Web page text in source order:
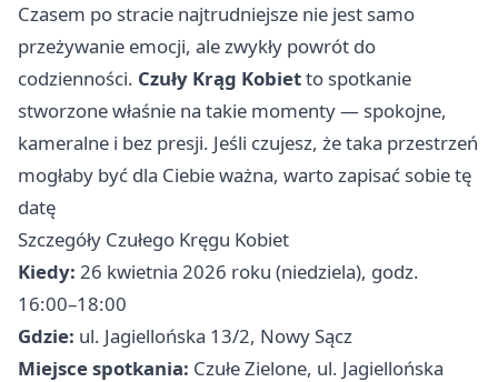
Czasem po stracie najtrudniejsze nie jest samo
przeżywanie emocji, ale zwykły powrót do
codzienności. Czuły Krąg Kobietto spotkanie
stworzone właśnie na takie momenty — spokojne,
kameralne i bez presji. Jeśli czujesz, że taka przestrzeń
mogłaby być dla Ciebie ważna, warto zapisać sobie tę
datę
Szczegóły Czułego Kręgu Kobiet
Kiedy: 26 kwietnia 2026 roku (niedziela), godz.
16:00–18:00
Gdzie: ul. Jagiellońska 13/2, Nowy Sącz
Miejsce spotkania: Czułe Zielone, ul. Jagiellońska